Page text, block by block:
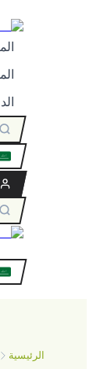
ٱللَّٰه
ٱللَّٰه
الرئيسية